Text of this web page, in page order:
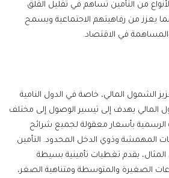
من التأمين تساهم في تقليل القلق
يعزز من رفاهيتهم الاجتماعية ويسمح
والمساهمة في الاقتصاد.
الشمول المالي، خاصة في الدول النامية
المالي يهدف إلى تيسير الوصول إلى مختلف
الرسمية بأسعار معقولة لجميع شرائح
المهمشة وذوي الدخل المحدود. التأمين
يقدم تغطيات تأمينية بسيطة
الصغيرة والمتوسطة ومتناهية الصغر،